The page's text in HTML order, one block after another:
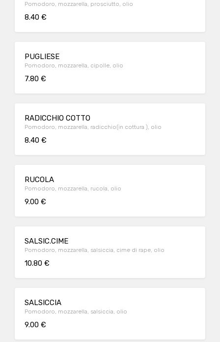
Pomodoro, mozzarella, prosciutto, olio
8.40 €
PUGLIESE
Pomodoro, mozzarella, cipolle, olio
7.80 €
RADICCHIO COTTO
Pomodoro, mozzarella, radicchio(in cottura ), olio
8.40 €
RUCOLA
Pomodoro, mozzarella, rucola, olio
9.00 €
SALSIC.CIME
Pomodoro, mozzarella, salsiccia, cime di rape, olio
10.80 €
SALSICCIA
Pomodoro, mozzarella, salsiccia, olio
9.00 €